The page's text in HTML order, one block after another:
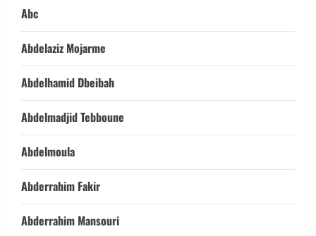
Abc
Abdelaziz Mojarme
Abdelhamid Dbeibah
Abdelmadjid Tebboune
Abdelmoula
Abderrahim Fakir
Abderrahim Mansouri